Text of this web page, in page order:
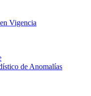
Vigencia
de Anomalías